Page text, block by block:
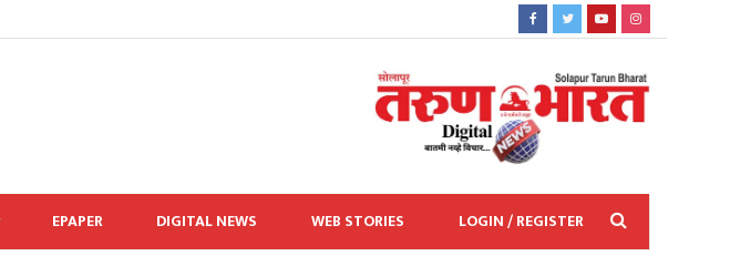
EPAPER DIGITAL NEWS WEB STORIES LOGIN / REGISTER